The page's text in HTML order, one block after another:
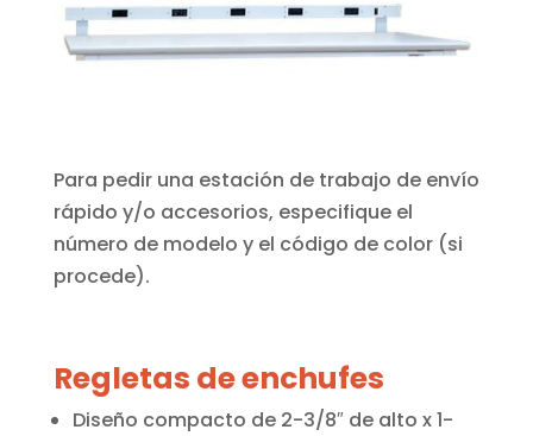
Para pedir una estación de trabajo de envío
rápido y/o accesorios, especifique el
número de modelo y el código de color (si
procede).
Regletas de enchufes
Diseño compacto de 2-3/8″ de alto x 1-